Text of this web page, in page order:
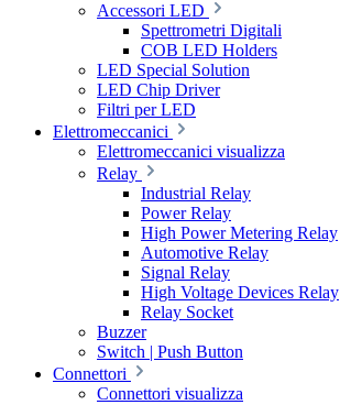
Accessori LED
Spettrometri Digitali
COB LED Holders
LED Special Solution
LED Chip Driver
Filtri per LED
Elettromeccanici
Elettromeccanici visualizza
Relay
Industrial Relay
Power Relay
High Power Metering Relay
Automotive Relay
Signal Relay
High Voltage Devices Relay
Relay Socket
Buzzer
Switch | Push Button
Connettori
Connettori visualizza